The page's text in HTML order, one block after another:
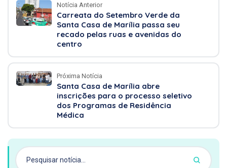
Notícia Anterior
Carreata do Setembro Verde da
Santa Casa de Marília passa seu
recado pelas ruas e avenidas do
centro
Próxima Notícia
Santa Casa de Marília abre
inscrições para o processo seletivo
dos Programas de Residência
Médica